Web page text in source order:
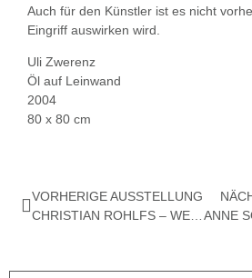
Auch für den Künstler ist es nicht
Eingriff auswirken wird.
Uli Zwerenz
Öl auf Leinwand
2004
80 x 80 cm
VORHERIGE AUSSTELLUNG
CHRISTIAN ROHLFS – WEGBEREITER DES INFORMEL